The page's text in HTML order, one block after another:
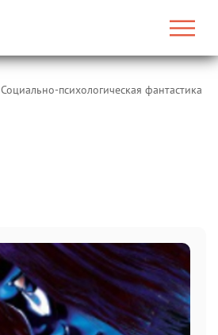
Социально-психологическая фантастика